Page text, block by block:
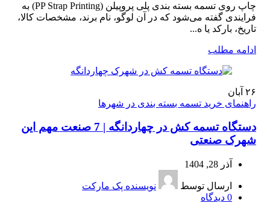
چاپ روی تسمه بسته بندی پلی‌ پروپیلن (PP Strap Printing) به
فرایندی گفته می‌شود که در آن لوگو، نام برند، مشخصات کالا،
تاریخ، بارکد یا ه...
ادامه مطلب
۲۶ آبان
راهنمای خرید تسمه بسته بندی در شهرها
دستگاه تسمه کش در چهاردانگه | 7 صنعت مهم این
شهرک صنعتی
آذر 28, 1404
ارسال توسط
نویسنده پک مارکت
0 دیدگاه